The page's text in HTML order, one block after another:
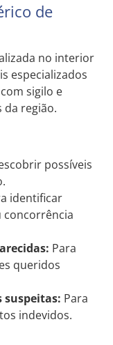
de
no interior
especializados
sigilo e
da região.
possíveis
identificar
concorrência
Para
queridos
Para
indevidos.